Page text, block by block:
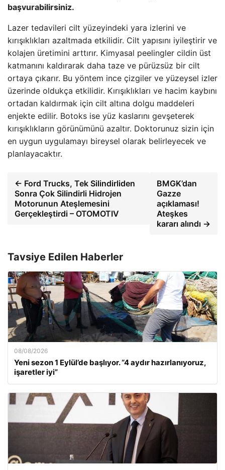
başvurabilirsiniz.
Lazer tedavileri cilt yüzeyindeki yara izlerini ve
kırışıklıkları azaltmada etkilidir. Cilt yapısını iyileştirir ve
kolajen üretimini arttırır. Kimyasal peelingler cildin üst
katmanını kaldırarak daha taze ve pürüzsüz bir cilt
ortaya çıkarır. Bu yöntem ince çizgiler ve yüzeysel izler
üzerinde oldukça etkilidir. Kırışıklıkları ve hacim kaybını
ortadan kaldırmak için cilt altına dolgu maddeleri
enjekte edilir. Botoks ise yüz kaslarını gevşeterek
kırışıklıkların görünümünü azaltır. Doktorunuz sizin için
en uygun uygulamayı bireysel olarak belirleyecek ve
planlayacaktır.
← Ford Trucks, Tek Silindirliden
Sonra Çok Silindirli Hidrojen
Motorunun Ateşlemesini
Gerçekleştirdi – OTOMOTIV
BMGK’dan
Gazze
açıklaması!
Ateşkes
kararı alındı →
Tavsiye Edilen Haberler
08/08/2026
Yeni sezon 1 Eylül’de başlıyor. “4 aydır hazırlanıyoruz,
işaretler iyi”